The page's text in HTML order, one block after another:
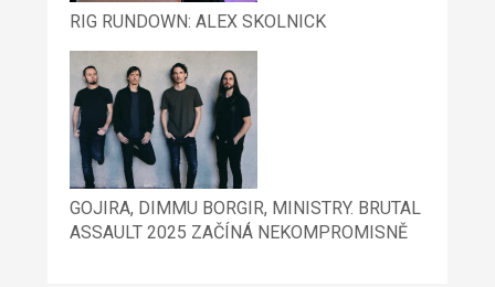
RIG RUNDOWN: ALEX SKOLNICK
GOJIRA, DIMMU BORGIR, MINISTRY. BRUTAL
ASSAULT 2025 ZAČÍNÁ NEKOMPROMISNĚ